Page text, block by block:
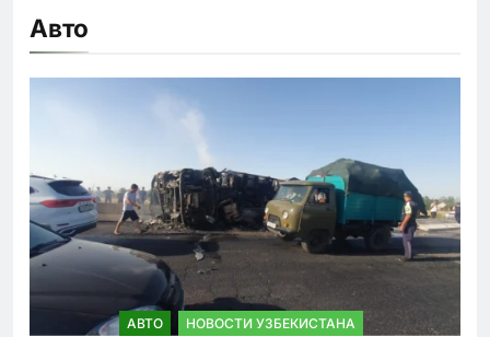
Авто
АВТО НОВОСТИ УЗБЕКИСТАНА